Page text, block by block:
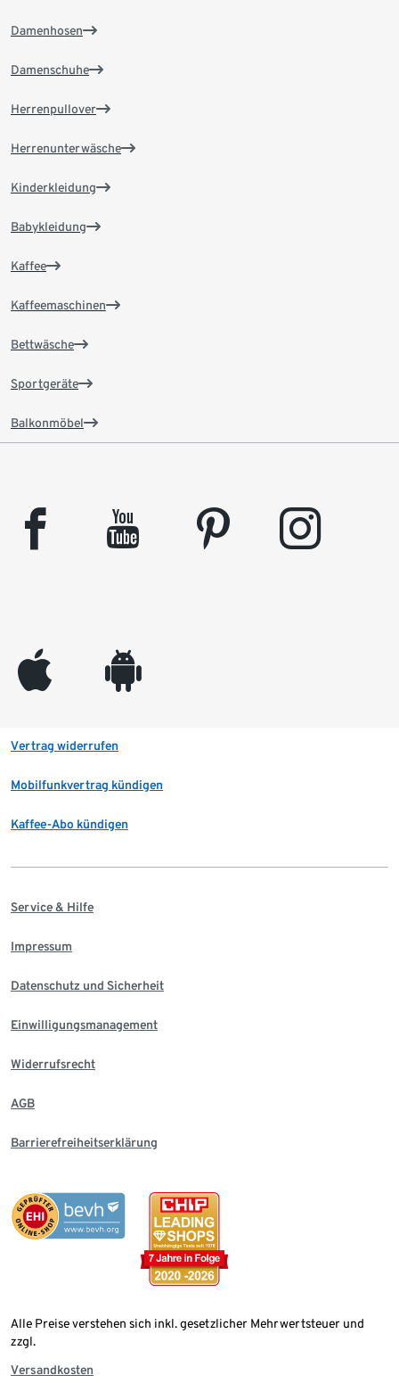
Damenhosen
Damenschuhe
Herrenpullover
Herrenunterwäsche
Kinderkleidung
Babykleidung
Kaffee
Kaffeemaschinen
Bettwäsche
Sportgeräte
Balkonmöbel
facebook youtube pinterest instagram
appleinc android
Vertrag widerrufen
Mobilfunkvertrag kündigen
Kaffee-Abo kündigen
Service & Hilfe
Impressum
Datenschutz und Sicherheit
Einwilligungsmanagement
Widerrufsrecht
AGB
Barrierefreiheitserklärung
Alle Preise verstehen sich inkl. gesetzlicher Mehrwertsteuer und
zzgl.
Versandkosten